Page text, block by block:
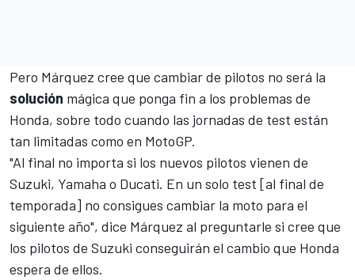
Pero Márquez cree que cambiar de pilotos no será la
solución mágica que ponga fin a los problemas de
Honda, sobre todo cuando las jornadas de test están
tan limitadas como en MotoGP.
"Al final no importa si los nuevos pilotos vienen de
Suzuki, Yamaha o Ducati. En un solo test [al final de
temporada] no consigues cambiar la moto para el
siguiente año", dice Márquez al preguntarle si cree que
los pilotos de Suzuki conseguirán el cambio que Honda
espera de ellos.